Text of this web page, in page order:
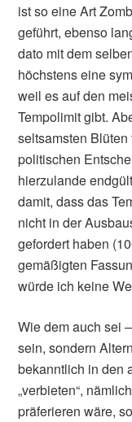
ist so eine Art
geführt, ebenso
dato mit dem
höchstens eine
weil es auf den
Tempolimit gibt.
seltsamsten
politischen
hierzulande
damit, dass das
nicht in der
gefordert haben
gemäßigten
würde ich keine
Wie dem auch sei
sein, sondern
bekanntlich in den
„verbieten“,
präferieren wäre,